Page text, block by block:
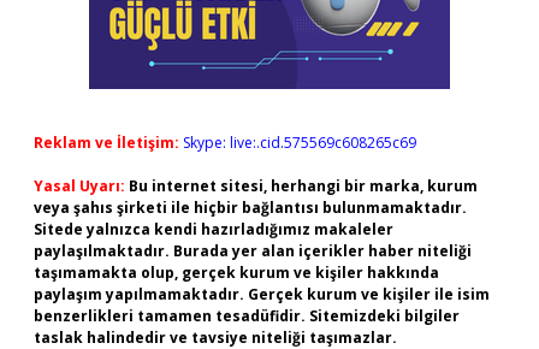
Reklam ve İletişim: Skype: live:.cid.575569c608265c69
Yasal Uyarı: Bu internet sitesi, herhangi bir marka, kurum
veya şahıs şirketi ile hiçbir bağlantısı bulunmamaktadır.
Sitede yalnızca kendi hazırladığımız makaleler
paylaşılmaktadır. Burada yer alan içerikler haber niteliği
taşımamakta olup, gerçek kurum ve kişiler hakkında
paylaşım yapılmamaktadır. Gerçek kurum ve kişiler ile isim
benzerlikleri tamamen tesadüfidir. Sitemizdeki bilgiler
taslak halindedir ve tavsiye niteliği taşımazlar.